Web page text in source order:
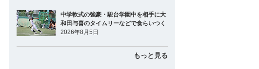
中学軟式の強豪・駿台学園中を相手に大
和田与喜のタイムリーなどで食らいつく
2026年8月5日
もっと見る